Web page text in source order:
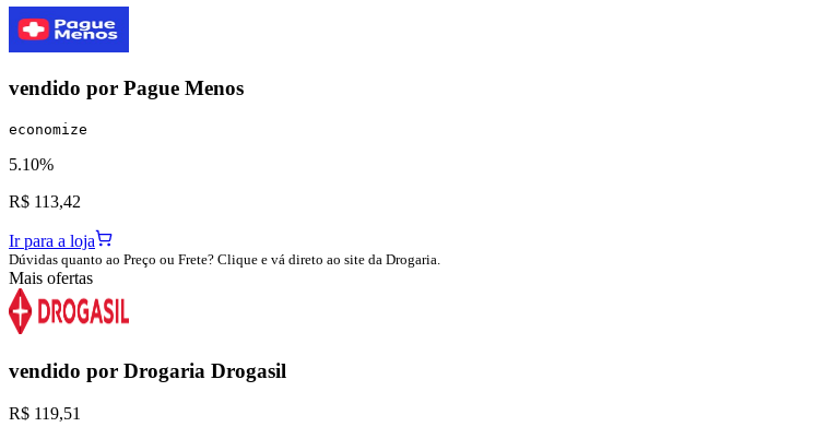
vendido por Pague Menos
economize
5.10%
R$ 113,42
Ir para a loja
Dúvidas quanto ao Preço ou Frete? Clique e vá direto ao site da Drogaria.
Mais ofertas
vendido por Drogaria Drogasil
R$ 119,51